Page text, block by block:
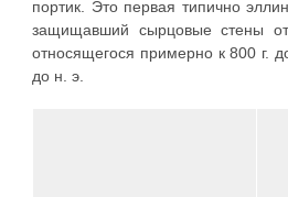
портик. Это первая типично
защищавший сырцовые стены
относящегося примерно к 800 г.
до н. э.